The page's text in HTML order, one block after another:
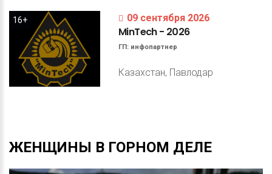
16+ 09 сентября 2026
MinTech- 2026
ГП: инфопартнер
Казахстан, Павлодар
ЖЕНЩИНЫ В ГОРНОМ ДЕЛЕ